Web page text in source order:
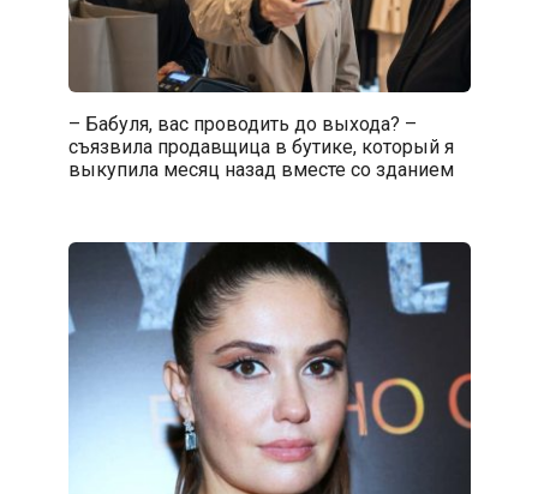
– Бабуля, вас проводить до выхода? –
съязвила продавщица в бутике, который я
выкупила месяц назад вместе со зданием